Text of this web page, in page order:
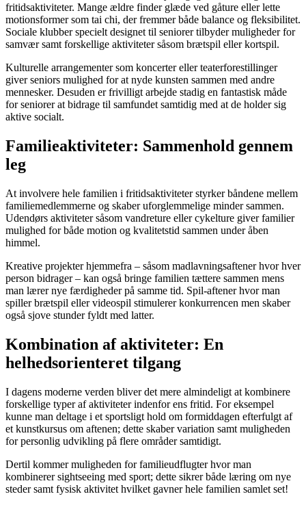
fritidsaktiviteter. Mange ældre finder glæde ved gåture eller lette
motionsformer som tai chi, der fremmer både balance og fleksibilitet.
Sociale klubber specielt designet til seniorer tilbyder muligheder for
samvær samt forskellige aktiviteter såsom brætspil eller kortspil.
Kulturelle arrangementer som koncerter eller teaterforestillinger
giver seniors mulighed for at nyde kunsten sammen med andre
mennesker. Desuden er frivilligt arbejde stadig en fantastisk måde
for seniorer at bidrage til samfundet samtidig med at de holder sig
aktive socialt.
Familieaktiviteter: Sammenhold gennem
leg
At involvere hele familien i fritidsaktiviteter styrker båndene mellem
familiemedlemmerne og skaber uforglemmelige minder sammen.
Udendørs aktiviteter såsom vandreture eller cykelture giver familier
mulighed for både motion og kvalitetstid sammen under åben
himmel.
Kreative projekter hjemmefra – såsom madlavningsaftener hvor hver
person bidrager – kan også bringe familien tættere sammen mens
man lærer nye færdigheder på samme tid. Spil-aftener hvor man
spiller brætspil eller videospil stimulerer konkurrencen men skaber
også sjove stunder fyldt med latter.
Kombination af aktiviteter: En
helhedsorienteret tilgang
I dagens moderne verden bliver det mere almindeligt at kombinere
forskellige typer af aktiviteter indenfor ens fritid. For eksempel
kunne man deltage i et sportsligt hold om formiddagen efterfulgt af
et kunstkursus om aftenen; dette skaber variation samt muligheden
for personlig udvikling på flere områder samtidigt.
Dertil kommer muligheden for familieudflugter hvor man
kombinerer sightseeing med sport; dette sikrer både læring om nye
steder samt fysisk aktivitet hvilket gavner hele familien samlet set!